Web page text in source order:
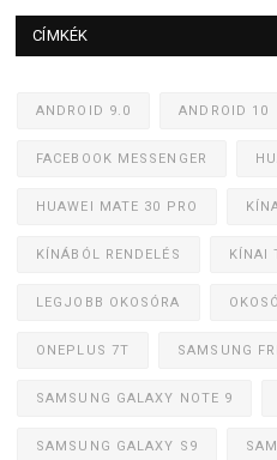
CÍMKÉK
ANDROID 9.0 ANDROID 10
FACEBOOK MESSENGER
HUAWEI MATE 30 PRO
KÍNÁBÓL RENDELÉS KÍNAI
LEGJOBB OKOSÓRA
ONEPLUS 7T SAMSUNG
SAMSUNG GALAXY NOTE 9
SAMSUNG GALAXY S9